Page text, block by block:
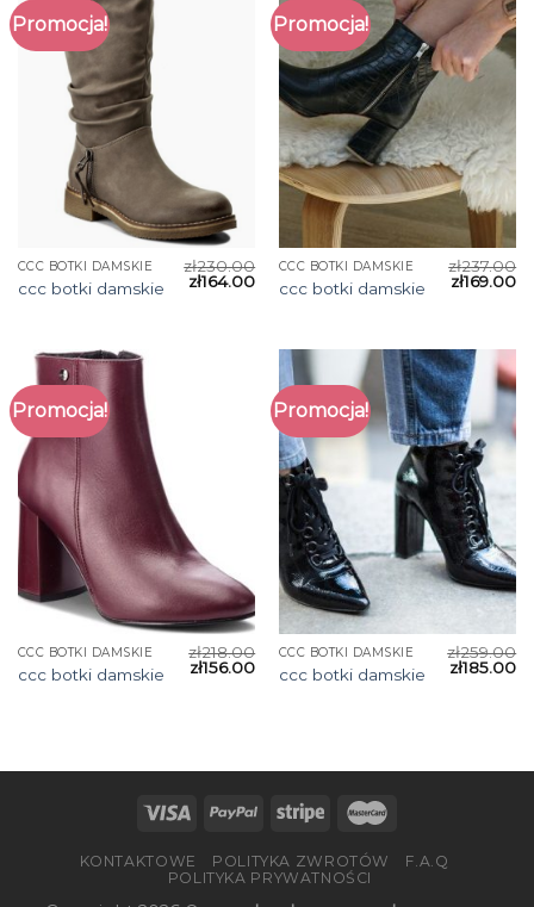
Promocja!
CCC BOTKI DAMSKIE
ccc botki damskie
zł230.00
zł164.00
Promocja!
CCC BOTKI DAMSKIE
ccc botki damskie
zł237.00
zł169.00
Promocja!
CCC BOTKI DAMSKIE
ccc botki damskie
zł218.00
zł156.00
Promocja!
CCC BOTKI DAMSKIE
ccc botki damskie
zł259.00
zł185.00
KONTAKTOWE POLITYKA ZWROTÓW
F.A.Q
POLITYKA PRYWATNOŚCI